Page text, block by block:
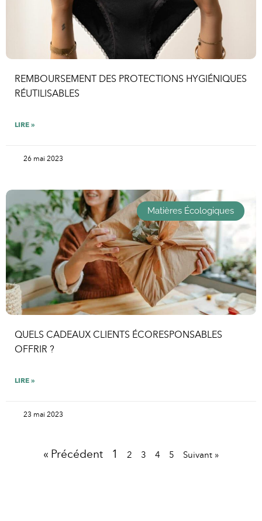
REMBOURSEMENT DES PROTECTIONS HYGIÉNIQUES
RÉUTILISABLES
LIRE »
26 mai 2023
Matières Écologiques
QUELS CADEAUX CLIENTS ÉCORESPONSABLES
OFFRIR ?
LIRE »
23 mai 2023
« Précédent 1 2 3 4 5 Suivant »